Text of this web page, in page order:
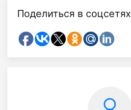
Поделиться в соцсетях